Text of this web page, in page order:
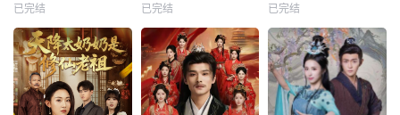
已完结 已完结 已完结